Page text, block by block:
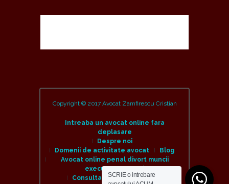
Copyright © 2017 Avocat Zamfirescu Cristian
Intreaba un avocat online fara
deplasare
Despre noi
Domenii de activitate avocat
Blog
Avocat online penal divort muncii
executare amenzi
Consulta un avocat online
SCRIE o intrebare